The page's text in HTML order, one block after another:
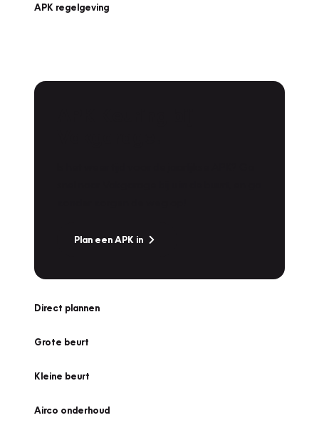
APK regelgeving
Plan een APK in
Direct plannen
Grote beurt
Kleine beurt
Airco onderhoud